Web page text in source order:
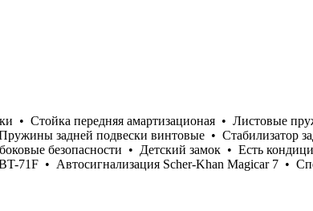
• Стойка передняя амартизационая • Листовые
задней подвески винтовые • Стабилизатор
безопасности • Детский замок • Есть
71F • Автосигнализация Scher-Khan Magicar 7 •